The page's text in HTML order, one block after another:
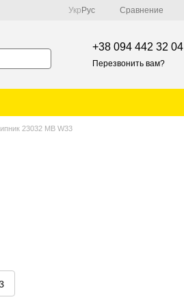
Укр Рус Сравнение
+38 094 442 32 04
Перезвонить вам?
23032 MB W33